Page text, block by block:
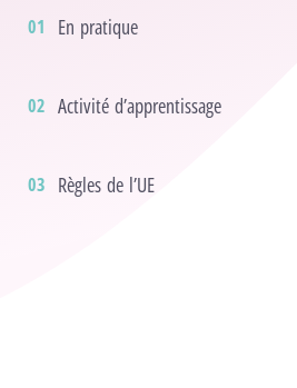
En pratique
Activité d’apprentissage
Règles de l’UE